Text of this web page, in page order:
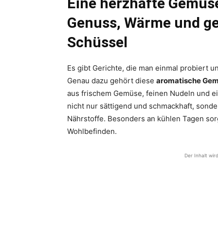
Genuss, Wärme und
Schüssel
Es gibt Gerichte, die man einmal probiert
Genau dazu gehört diese aromatische
aus frischem Gemüse, feinen Nudeln und
nicht nur sättigend und schmackhaft,
Nährstoffe. Besonders an kühlen Tagen
Wohlbefinden.
Der Inhalt